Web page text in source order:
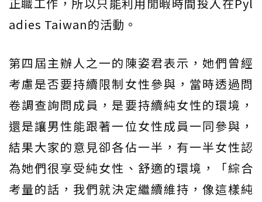
adies Taiwan的活動。
第四屆主辦人之一的陳姿君表示，她們曾經
考慮是否要持續限制女性參與，當時透過問
卷調查詢問成員，是要持續純女性的環境，
還是讓男性能跟著一位女性成員一同參與，
結果大家的意見卻各佔一半，有一半女性認
為她們很享受純女性、舒適的環境，「綜合
考量的話，我們就決定繼續維持，像這樣純